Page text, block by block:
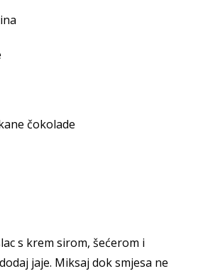
čokolade
s krem sirom, šećerom i
jaje. Miksaj dok smjesa ne